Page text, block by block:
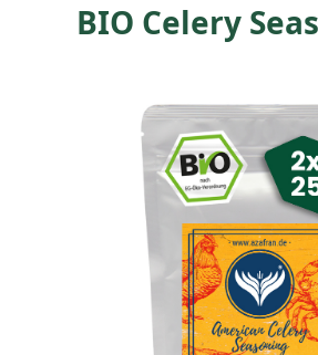
BIO Celery